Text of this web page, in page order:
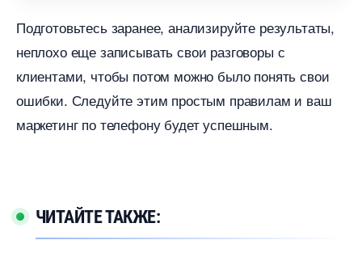
Подготовьтесь заранее, анализируйте результаты,
неплохо еще записывать свои разговоры с
клиентами, чтобы потом можно было понять свои
ошибки. Следуйте этим простым правилам и ваш
маркетинг по телефону будет успешным.
ЧИТАЙТЕ ТАКЖЕ: